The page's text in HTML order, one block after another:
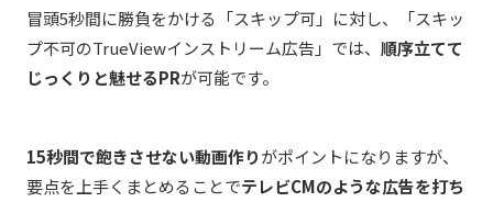
冒頭5秒間に勝負をかける「スキップ可」に対し、「スキッ
プ不可のTrueViewインストリーム広告」では、 順序立てて
じっくりと魅せるPRが可能です。
15秒間で飽きさせない動画作りがポイントになりますが、
要点を上手くまとめることでテレビCMのような広告を打ち